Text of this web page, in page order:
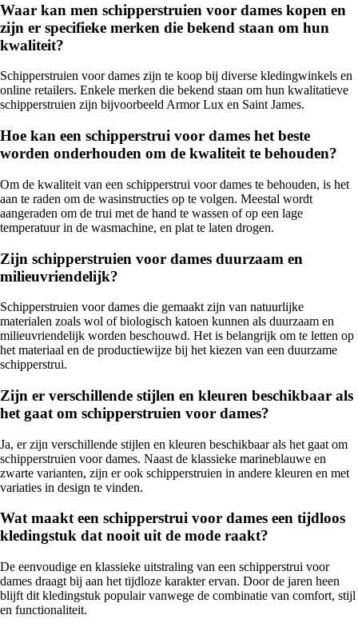
Waar kan men schipperstruien voor dames kopen en
zijn er specifieke merken die bekend staan om hun
kwaliteit?
Schipperstruien voor dames zijn te koop bij diverse kledingwinkels en
online retailers. Enkele merken die bekend staan om hun kwalitatieve
schipperstruien zijn bijvoorbeeld Armor Lux en Saint James.
Hoe kan een schipperstrui voor dames het beste
worden onderhouden om de kwaliteit te behouden?
Om de kwaliteit van een schipperstrui voor dames te behouden, is het
aan te raden om de wasinstructies op te volgen. Meestal wordt
aangeraden om de trui met de hand te wassen of op een lage
temperatuur in de wasmachine, en plat te laten drogen.
Zijn schipperstruien voor dames duurzaam en
milieuvriendelijk?
Schipperstruien voor dames die gemaakt zijn van natuurlijke
materialen zoals wol of biologisch katoen kunnen als duurzaam en
milieuvriendelijk worden beschouwd. Het is belangrijk om te letten op
het materiaal en de productiewijze bij het kiezen van een duurzame
schipperstrui.
Zijn er verschillende stijlen en kleuren beschikbaar als
het gaat om schipperstruien voor dames?
Ja, er zijn verschillende stijlen en kleuren beschikbaar als het gaat om
schipperstruien voor dames. Naast de klassieke marineblauwe en
zwarte varianten, zijn er ook schipperstruien in andere kleuren en met
variaties in design te vinden.
Wat maakt een schipperstrui voor dames een tijdloos
kledingstuk dat nooit uit de mode raakt?
De eenvoudige en klassieke uitstraling van een schipperstrui voor
dames draagt bij aan het tijdloze karakter ervan. Door de jaren heen
blijft dit kledingstuk populair vanwege de combinatie van comfort, stijl
en functionaliteit.